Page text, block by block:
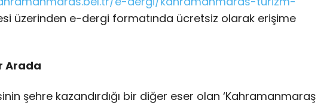
üzerinden e-dergi formatında ücretsiz olarak erişime
Arada
şehre kazandırdığı bir diğer eser olan ‘Kahramanmaraş